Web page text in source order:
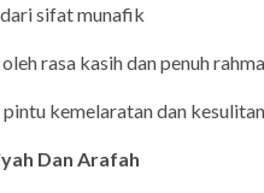
sifat munafik
rasa kasih dan penuh
kemelaratan dan kesulitan
Dan Arafah